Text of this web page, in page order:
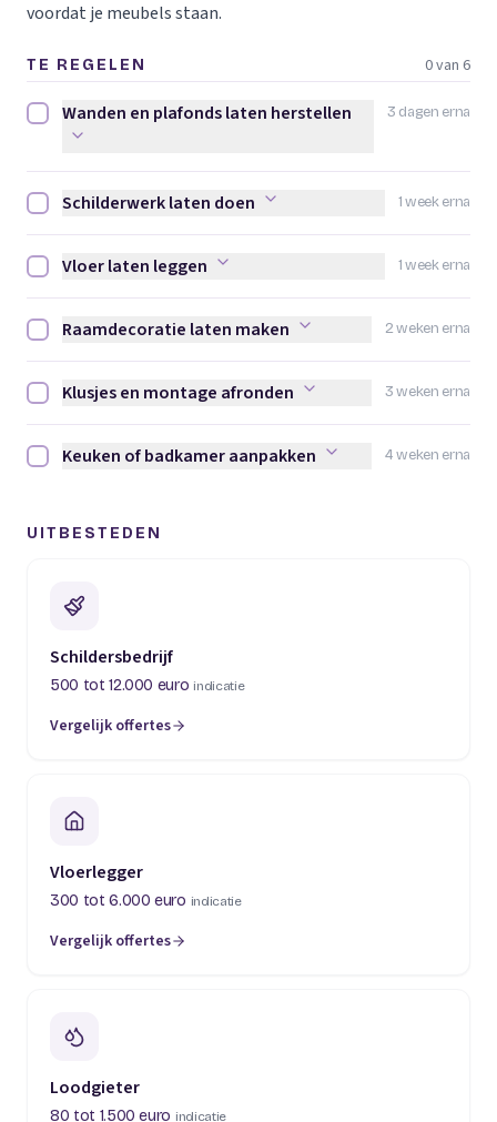
voordat je meubels staan.
TE REGELEN 0 van 6
3 dagen erna
Wanden en plafonds laten herstellen afvinken
Wanden en plafonds laten herstellen
1 week erna
Schilderwerk laten doen afvinken
Schilderwerk laten doen
1 week erna
Vloer laten leggen afvinken
Vloer laten leggen
2 weken erna
Raamdecoratie laten maken afvinken
Raamdecoratie laten maken
3 weken erna
Klusjes en montage afronden afvinken
Klusjes en montage afronden
4 weken erna
Keuken of badkamer aanpakken afvinken
Keuken of badkamer aanpakken
UITBESTEDEN
Schildersbedrijf
500 tot 12.000 euro indicatie
Vergelijk offertes
(opent in een nieuw tabblad)
Vloerlegger
300 tot 6.000 euro indicatie
Vergelijk offertes
(opent in een nieuw tabblad)
Loodgieter
80 tot 1.500 euro indicatie